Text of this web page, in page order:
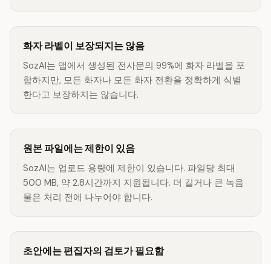
화자 라벨이 보장되지는 않음
SozAI는 앱에서 생성된 전사문의 99%에 화자 라벨을 포
함하지만, 모든 화자나 모든 화자 전환을 정확하게 식별
한다고 보장하지는 않습니다.
원본 파일에는 제한이 있음
SozAI는 업로드 용량에 제한이 있습니다. 파일당 최대
500 MB, 약 2.8시간까지 지원됩니다. 더 길거나 큰 녹음
물은 처리 전에 나누어야 합니다.
초안에는 편집자의 검토가 필요함